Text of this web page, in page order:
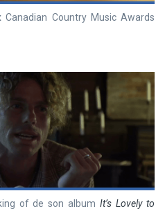
Country Music Awards
of de son albumIt’s Lovely to